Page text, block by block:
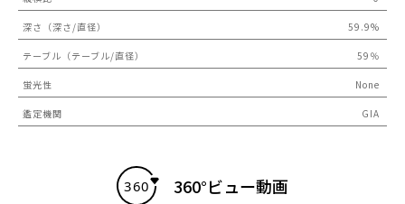
深さ（深さ/直径） 59.9%
テーブル（テーブル/直径） 59％
蛍光性 None
鑑定機関 GIA
360°ビュー動画